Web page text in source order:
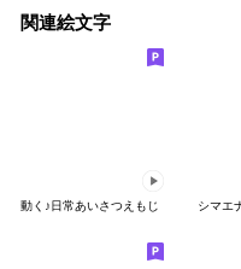
関連絵文字
動く♪日常あいさつえもじ